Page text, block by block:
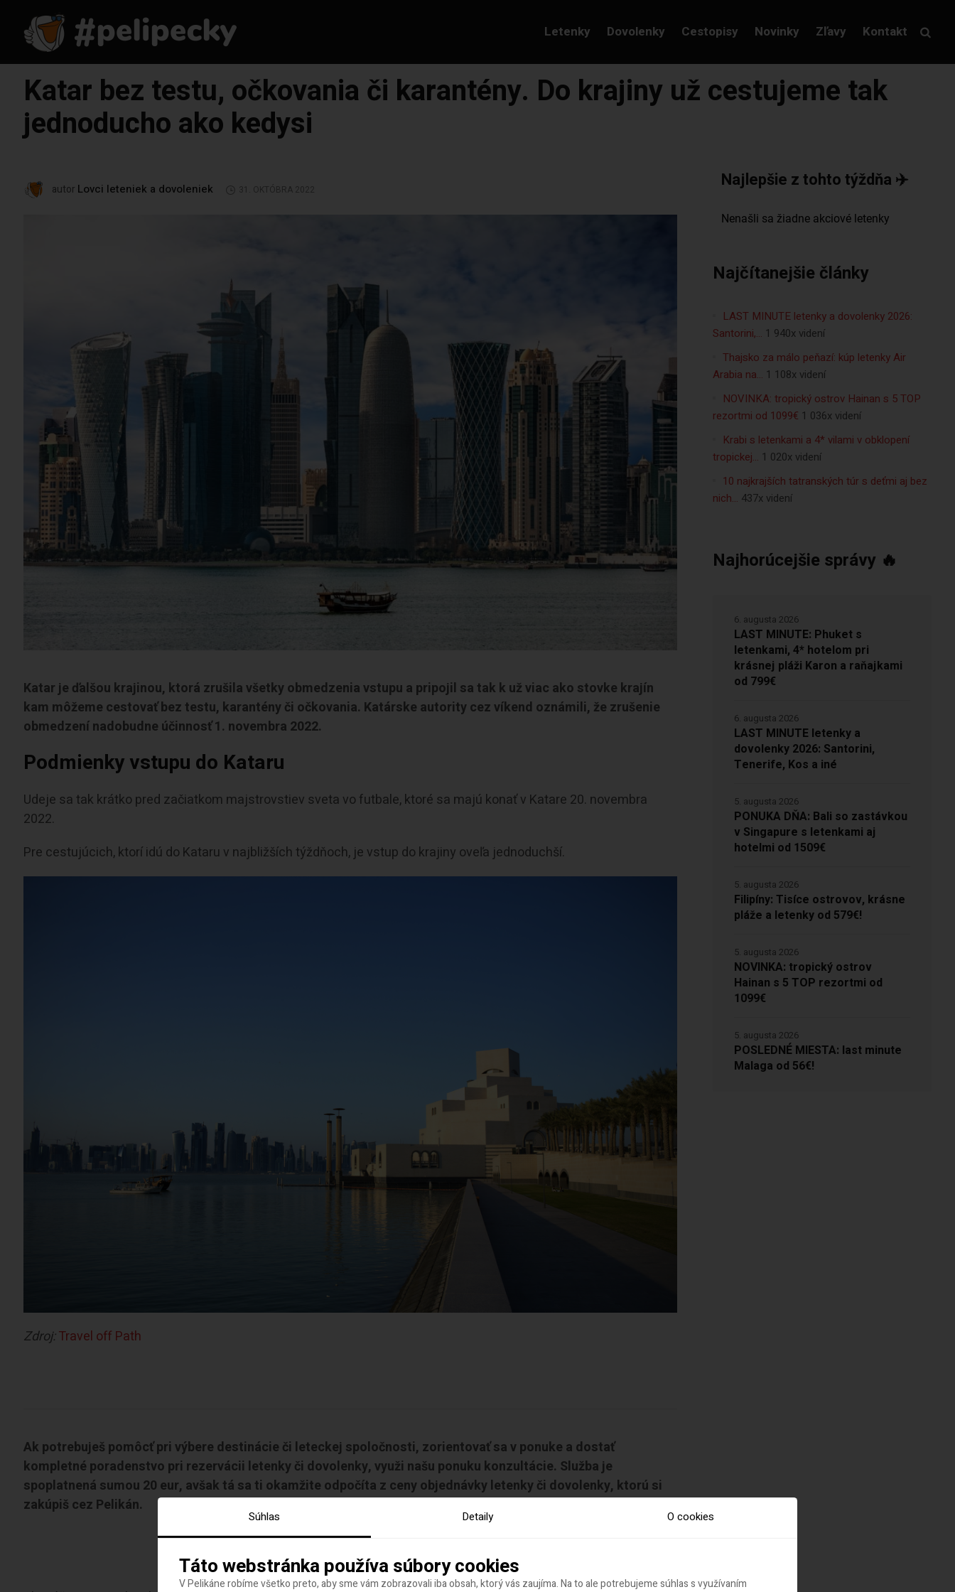
Letenky Dovolenky Cestopisy Novinky Zľavy Kontakt
Katar bez testu, očkovania či karantény. Do krajiny už cestujeme tak
jednoducho ako kedysi
autor Lovci leteniek a dovoleniek 31. OKTÓBRA 2022
Katar je ďalšou krajinou, ktorá zrušila všetky obmedzenia vstupu a pripojil sa tak k už viac ako stovke krajín
kam môžeme cestovať bez testu, karantény či očkovania. Katárske autority cez víkend oznámili, že zrušenie
obmedzení nadobudne účinnosť 1. novembra 2022.
Podmienky vstupu do Kataru
Udeje sa tak krátko pred začiatkom majstrovstiev sveta vo futbale, ktoré sa majú konať v Katare 20. novembra
2022.
Pre cestujúcich, ktorí idú do Kataru v najbližších týždňoch, je vstup do krajiny oveľa jednoduchší.
Zdroj:Travel off Path
Ak potrebuješ pomôcť pri výbere destinácie či leteckej spoločnosti, zorientovať sa v ponuke a dostať
kompletné poradenstvo pri rezervácii letenky či dovolenky, využi našu ponuku konzultácie. Služba je
spoplatnená sumou 20 eur, avšak tá sa ti okamžite odpočíta z ceny objednávky letenky či dovolenky, ktorú si
zakúpiš cez Pelikán.
Najlepšie z tohto týždňa ✈️
Najčítanejšie články
LAST MINUTE letenky a dovolenky 2026:
Santorini,… 1 940x videní
Thajsko za málo peňazí: kúp letenky Air
Arabia na… 1 108x videní
NOVINKA: tropický ostrov Hainan s 5 TOP
rezortmi od 1099€ 1 036x videní
Krabi s letenkami a 4* vilami v obklopení
tropickej… 1 020x videní
10 najkrajších tatranských túr s deťmi aj bez
nich… 437x videní
Najhorúcejšie správy 🔥
LAST MINUTE: Phuket s
letenkami, 4* hotelom pri
krásnej pláži Karon a raňajkami
od 799€
6. augusta 2026
LAST MINUTE letenky a
dovolenky 2026: Santorini,
Tenerife, Kos a iné
6. augusta 2026
PONUKA DŇA: Bali so zastávkou
v Singapure s letenkami aj
hotelmi od 1509€
5. augusta 2026
Filipíny: Tisíce ostrovov, krásne
pláže a letenky od 579€!
5. augusta 2026
NOVINKA: tropický ostrov
Hainan s 5 TOP rezortmi od
1099€
5. augusta 2026
POSLEDNÉ MIESTA: last minute
Malaga od 56€!
5. augusta 2026
Súhlas Detaily O cookies
Táto webstránka používa súbory cookies
V Pelikáne robíme všetko preto, aby sme vám zobrazovali iba obsah, ktorý vás zaujíma. Na to ale potrebujeme súhlas s využívaním